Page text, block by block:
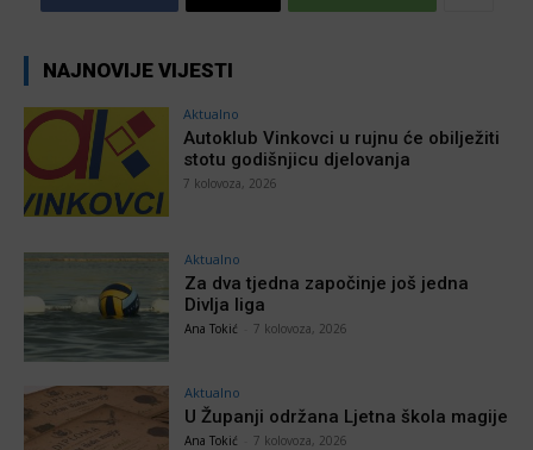
NAJNOVIJE VIJESTI
Aktualno
Autoklub Vinkovci u rujnu će obilježiti
stotu godišnjicu djelovanja
7 kolovoza, 2026
Aktualno
Za dva tjedna započinje još jedna
Divlja liga
Ana Tokić 7 kolovoza, 2026
Aktualno
U Županji održana Ljetna škola magije
Ana Tokić 7 kolovoza, 2026